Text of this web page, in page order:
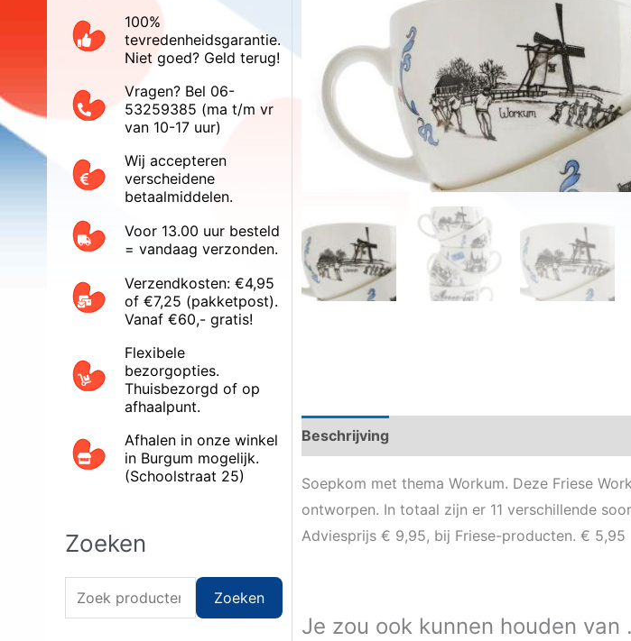
100%
tevredenheidsgarantie.
Niet goed? Geld terug!
Vragen? Bel 06-
53259385 (ma t/m vr
van 10-17 uur)
Wij accepteren
verscheidene
betaalmiddelen.
Voor 13.00 uur besteld
= vandaag verzonden.
Verzendkosten: €4,95
of €7,25 (pakketpost).
Vanaf €60,- gratis!
Flexibele
bezorgopties.
Thuisbezorgd of op
afhaalpunt.
Afhalen in onze winkel
in Burgum mogelijk.
(Schoolstraat 25)
Zoeken
Zoeken naar: Zoeken
Beschrijving
Soepkom met thema Workum. Deze Friese
ontworpen. In totaal zijn er 11 verschillende
Adviesprijs € 9,95, bij Friese-producten. € 5,95
Je zou ook kunnen houden van